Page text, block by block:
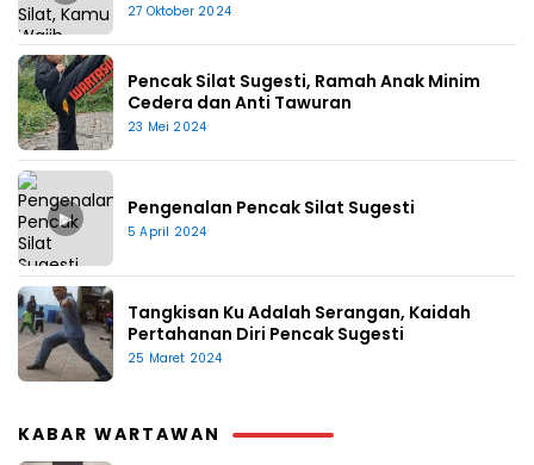
27 Oktober 2024
Pencak Silat Sugesti, Ramah Anak Minim
Cedera dan Anti Tawuran
23 Mei 2024
▶ Pengenalan Pencak Silat Sugesti
5 April 2024
Tangkisan Ku Adalah Serangan, Kaidah
Pertahanan Diri Pencak Sugesti
25 Maret 2024
KABAR WARTAWAN